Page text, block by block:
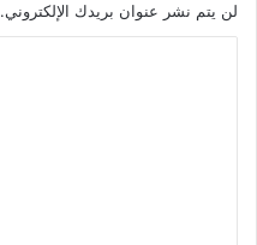
لن يتم نشر عنوان بريدك الإلكتروني.